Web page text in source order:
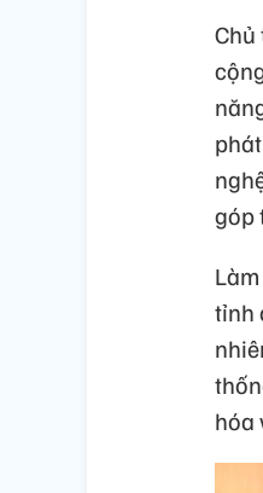
Chủ
góp
tỉnh
hóa